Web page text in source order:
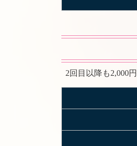
2回目以降も2,000